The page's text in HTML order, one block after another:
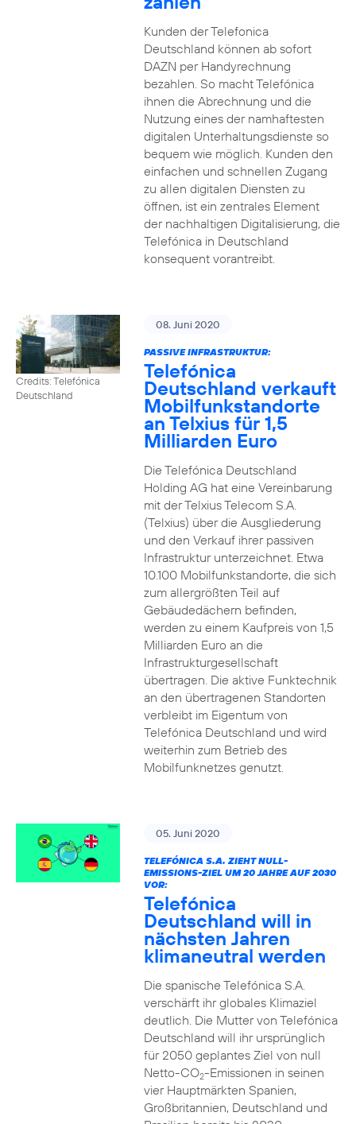
Kunden der Telefonica
Deutschland können ab sofort
DAZN per Handyrechnung
bezahlen. So macht Telefónica
ihnen die Abrechnung und die
Nutzung eines der namhaftesten
digitalen Unterhaltungsdienste so
bequem wie möglich. Kunden den
einfachen und schnellen Zugang
zu allen digitalen Diensten zu
öffnen, ist ein zentrales Element
der nachhaltigen Digitalisierung, die
Telefónica in Deutschland
konsequent vorantreibt.
Credits: Telefónica
Deutschland
08. Juni 2020
PASSIVE INFRASTRUKTUR:
Telefónica
Deutschland verkauft
Mobilfunkstandorte
an Telxius für 1,5
Milliarden Euro
Die Telefónica Deutschland
Holding AG hat eine Vereinbarung
mit der Telxius Telecom S.A.
(Telxius) über die Ausgliederung
und den Verkauf ihrer passiven
Infrastruktur unterzeichnet. Etwa
10.100 Mobilfunkstandorte, die sich
zum allergrößten Teil auf
Gebäudedächern befinden,
werden zu einem Kaufpreis von 1,5
Milliarden Euro an die
Infrastrukturgesellschaft
übertragen. Die aktive Funktechnik
an den übertragenen Standorten
verbleibt im Eigentum von
Telefónica Deutschland und wird
weiterhin zum Betrieb des
Mobilfunknetzes genutzt.
05. Juni 2020
TELEFÓNICA S.A. ZIEHT NULL-
EMISSIONS-ZIEL UM 20 JAHRE AUF 2030
VOR:
Telefónica
Deutschland will in
nächsten Jahren
klimaneutral werden
Die spanische Telefónica S.A.
verschärft ihr globales Klimaziel
deutlich. Die Mutter von Telefónica
Deutschland will ihr ursprünglich
für 2050 geplantes Ziel von null
Netto-CO2-Emissionen in seinen
vier Hauptmärkten Spanien,
Großbritannien, Deutschland und